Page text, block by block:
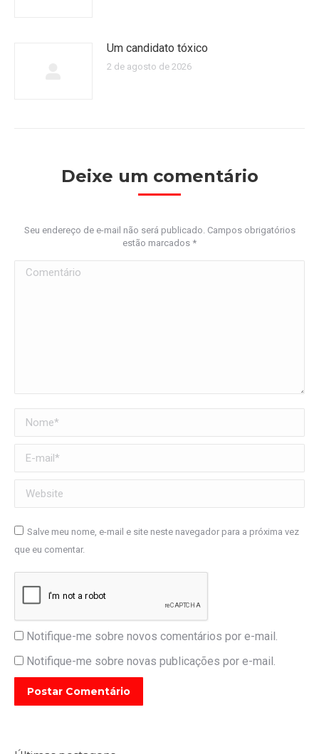
Um candidato tóxico
2 de agosto de 2026
Deixe um comentário
Seu endereço de e-mail não será publicado. Campos obrigatórios
estão marcados *
Comentário
Nome *
E-mail *
Website
Salve meu nome, e-mail e site neste navegador para a próxima vez
que eu comentar.
Notifique-me sobre novos comentários por e-mail.
Notifique-me sobre novas publicações por e-mail.
Postar Comentário